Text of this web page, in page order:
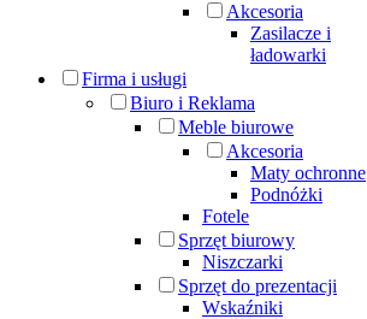
Akcesoria
Zasilacze i
ładowarki
Firma i usługi
Biuro i Reklama
Meble biurowe
Akcesoria
Maty ochronne
Podnóżki
Fotele
Sprzęt biurowy
Niszczarki
Sprzęt do prezentacji
Wskaźniki